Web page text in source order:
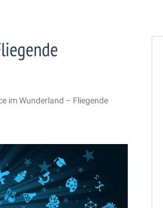
im Wunderland – Fliegende